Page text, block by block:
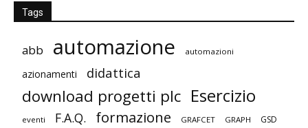
Tags
abb automazione automazioni
azionamenti didattica
download progetti plc Esercizio
eventi F.A.Q. formazione GRAFCET GRAPH GSD